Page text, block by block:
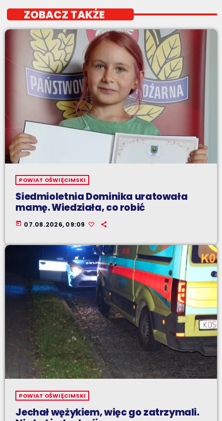
ZOBACZ TAKŻE
POWIAT OŚWIĘCIMSKI
Siedmioletnia Dominika uratowała
mamę. Wiedziała, co robić
today 07.08.2026, 09:09
POWIAT OŚWIĘCIMSKI
Jechał wężykiem, więc go zatrzymali.